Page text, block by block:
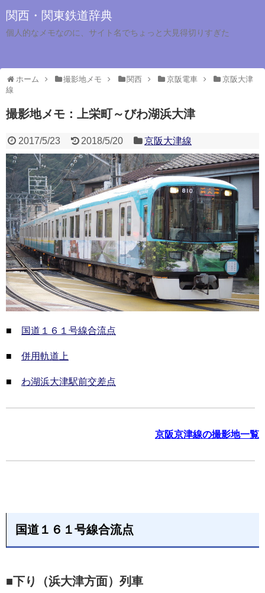
関西・関東鉄道辞典
個人的なメモなのに、サイト名でちょっと大見得切りすぎた
ホーム 撮影地メモ 関西 京阪電車
京阪大津
線
撮影地メモ：上栄町～びわ湖浜大津
2017/5/23 2018/5/20 京阪大津線
■ 国道１６１号線合流点
■ 併用軌道上
■ わ湖浜大津駅前交差点
京阪京津線の撮影地一覧
国道１６１号線合流点
■下り（浜大津方面）列車